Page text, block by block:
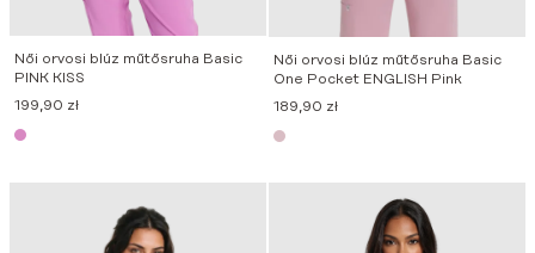
Női orvosi blúz műtősruha Basic
PINK KISS
199,90 zł
Női orvosi blúz műtősruha Basic
One Pocket ENGLISH Pink
189,90 zł